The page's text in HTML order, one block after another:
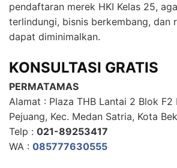
pendaftaran merek HKI Kelas 25,
terlindungi, bisnis berkembang, dan
dapat diminimalkan.
KONSULTASI GRATIS
PERMATAMAS
Alamat : Plaza THB Lantai 2 Blok F2
Pejuang, Kec. Medan Satria, Kota
Telp : 021-89253417
WA : 085777630555